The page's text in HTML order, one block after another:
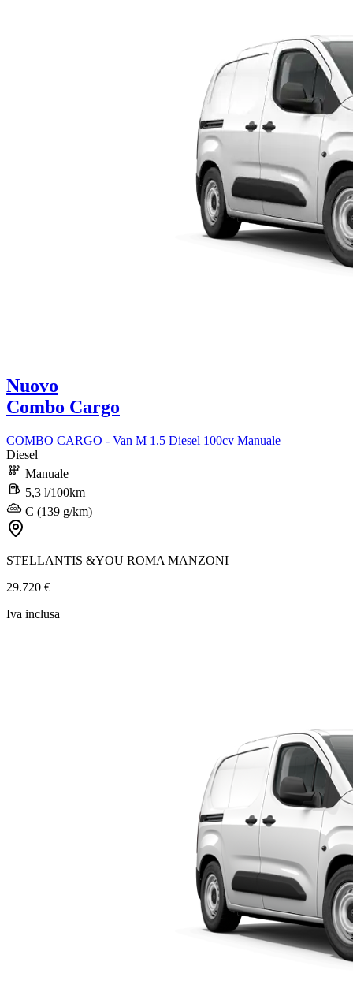
Nuovo
Combo Cargo
COMBO CARGO - Van M 1.5 Diesel 100cv Manuale
Diesel
Manuale
5,3 l/100km
C (139 g/km)
STELLANTIS &YOU ROMA MANZONI
29.720 €
Iva inclusa